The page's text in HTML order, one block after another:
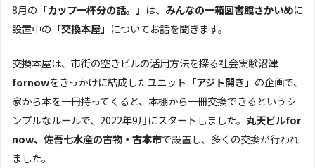
8月の 「カップ一杯分の話。」 は、 みんなの一箱図書館さかいめに
設置中の 「交換本屋」 についてお話を聞きます。
交換本屋は、市街の空きビルの活用方法を探る社会実験沼津
fornowをきっかけに結成したユニット 「アジト開き」 の企画で、
家から本を一冊持ってくると、本棚から一冊交換できるというシ
ンプルなルールで、2022年9月にスタートしました。 丸天ビルfor
now、佐吾七水産の古物・古本市で設置し、多くの交換が行われ
ました。